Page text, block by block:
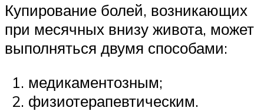
Купирование болей, возникающих
при месячных внизу живота, может
выполняться двумя способами:
медикаментозным;
физиотерапевтическим.